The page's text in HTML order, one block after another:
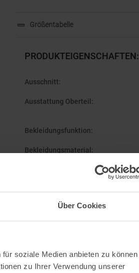
Über Cookies
soziale Medien anbieten zu können
zu Ihrer Verwendung unserer
Größentabelle
PRODUKTEIGENSCHAFTEN:
Ausschnitt:
Ausstattung Oberteil :
Bekleidungsfunktion:
Bekleidungsmaterial :